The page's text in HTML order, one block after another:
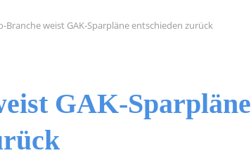
Branche weist GAK-Sparpläne entschieden zurück
GAK-Sparpläne